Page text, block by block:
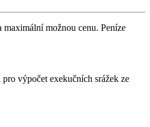
možnou cenu. Peníze